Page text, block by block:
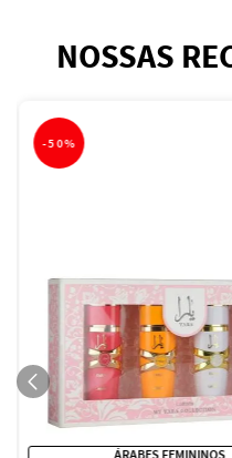
NOSSAS
-50%
ÁRABES FEMININOS